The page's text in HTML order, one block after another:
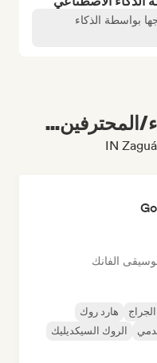
بواسطة الذكاء
المحترفين...
الفانك
هارد روك
الروك السيكديليك